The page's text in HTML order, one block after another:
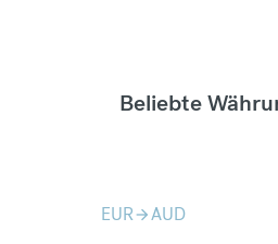
Beliebte
EURarrow_forwardAUD